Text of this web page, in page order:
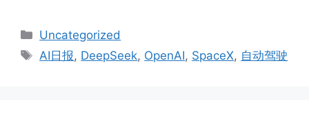
Categories
Uncategorized
Tags
AI日报, DeepSeek, OpenAI, SpaceX, 自动驾驶